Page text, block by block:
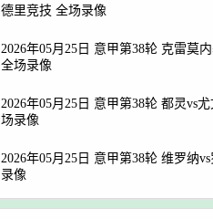
德里竞技 全场录像
2026年05月25日 意甲第38轮 克雷莫
全场录像
2026年05月25日 意甲第38轮 都灵vs
场录像
2026年05月25日 意甲第38轮 维罗纳
录像